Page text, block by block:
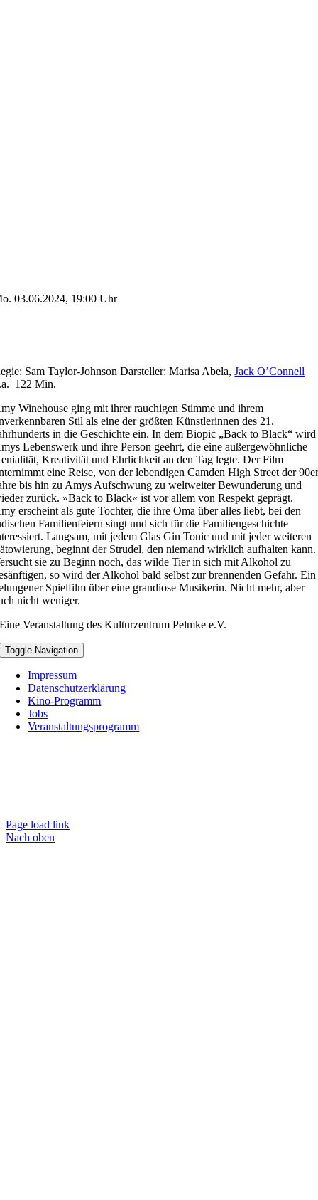
03.06.2024, 19:00 Uhr
Sam Taylor-Johnson Darsteller: Marisa Abela,Jack O’Connell
122 Min.
Winehouse ging mit ihrer rauchigen Stimme und ihrem
Stil als eine der größten Künstlerinnen des 21.
in die Geschichte ein. In dem Biopic „Back to Black“ wird
Lebenswerk und ihre Person geehrt, die eine außergewöhnliche
Kreativität und Ehrlichkeit an den Tag legte. Der Film
eine Reise, von der lebendigen Camden High Street der
bis hin zu Amys Aufschwung zu weltweiter Bewunderung und
zurück. »Back to Black« ist vor allem von Respekt geprägt.
erscheint als gute Tochter, die ihre Oma über alles liebt, bei den
Familienfeiern singt und sich für die Familiengeschichte
Langsam, mit jedem Glas Gin Tonic und mit jeder weiteren
beginnt der Strudel, den niemand wirklich aufhalten kann.
sie zu Beginn noch, das wilde Tier in sich mit Alkohol zu
so wird der Alkohol bald selbst zur brennenden Gefahr. Ein
Spielfilm über eine grandiose Musikerin. Nicht mehr, aber
nicht weniger.
Eine Veranstaltung des Kulturzentrum Pelmke e.V.
Toggle Navigation
Impressum
Datenschutzerklärung
Kino-Programm
Jobs
Veranstaltungsprogramm
Page load link
Nach oben